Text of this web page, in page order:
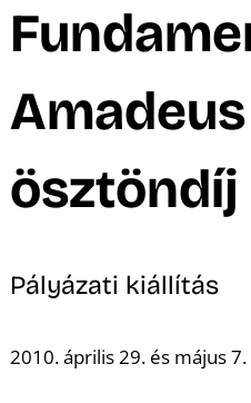
ösztöndíj
Pályázati kiállítás
2010. április 29. és május 7.